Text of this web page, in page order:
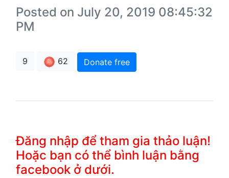
Posted on July 20, 2019 08:45:32
PM
9 62 Donate free
Đăng nhập để tham gia thảo luận!
Hoặc bạn có thể bình luận bằng
facebook ở dưới.